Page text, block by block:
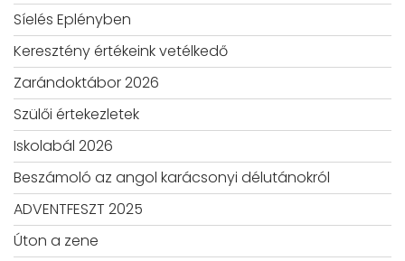
Síelés Eplényben
Keresztény értékeink vetélkedő
Zarándoktábor 2026
Szülői értekezletek
Iskolabál 2026
Beszámoló az angol karácsonyi délutánokról
ADVENTFESZT 2025
Úton a zene